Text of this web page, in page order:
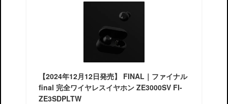
【2024年12月12日発売】 FINAL｜ファイナル
final 完全ワイヤレスイヤホン ZE3000SV FI-
ZE3SDPLTW